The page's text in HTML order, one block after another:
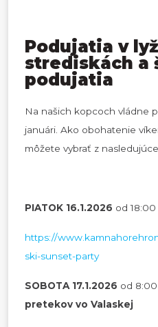
Podujatia v
strediskách a
podujatia
Na našich kopcoch vládne
januári. Ako obohatenie
môžete vybrať z
PIATOK 16.1.2026 od 18:00
https://
ski-sunset-party
SOBOTA 17.1.2026 od
pretekov vo Valaskej